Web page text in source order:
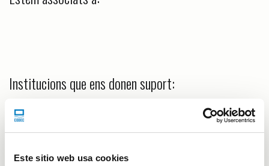
Este sitio web usa cookies
Institucions que ens donen suport: